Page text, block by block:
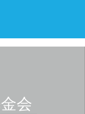
会